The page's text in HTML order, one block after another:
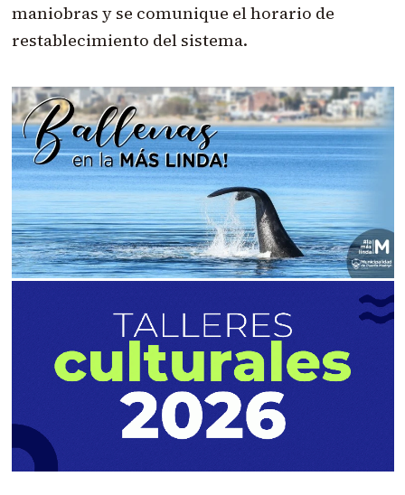
maniobras y se comunique el horario de
restablecimiento del sistema.